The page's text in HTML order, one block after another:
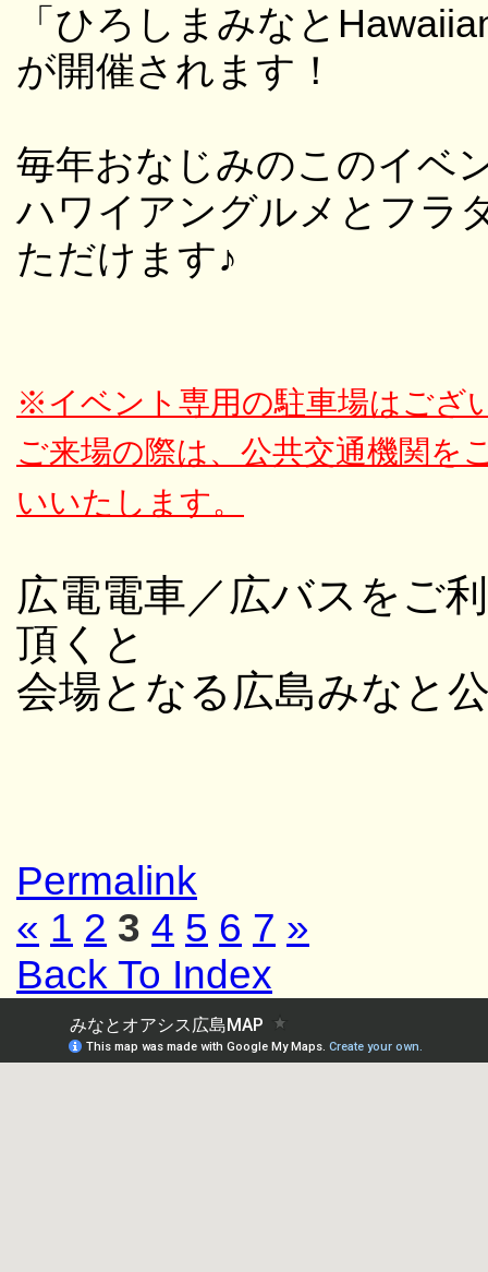
「 ひろしまみなと
が開催されます！
毎年おなじみのこのイベ
ハワイアングルメとフラ
ただけます♪
※イベント専用の駐車場はござ
ご来場の際は、 公共交通機関を
いいたします。
広電電車／広バスをご
頂くと
会場となる広島みなと
Permalink
« 1 2 3 4 5 6 7 »
Back To Index